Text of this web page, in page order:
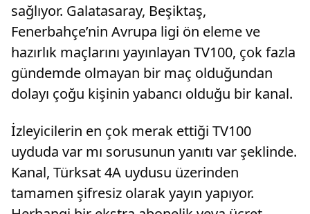
sağlıyor. Galatasaray, Beşiktaş,
Fenerbahçe’nin Avrupa ligi ön eleme ve
hazırlık maçlarını yayınlayan TV100, çok fazla
gündemde olmayan bir maç olduğundan
dolayı çoğu kişinin yabancı olduğu bir kanal.
İzleyicilerin en çok merak ettiği TV100
uyduda var mı sorusunun yanıtı var şeklinde.
Kanal, Türksat 4A uydusu üzerinden
tamamen şifresiz olarak yayın yapıyor.